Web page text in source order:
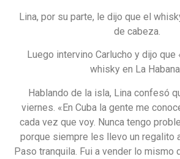
Lina, por su parte, le dijo que el
de cabeza.
Luego intervino Carlucho y dijo que
whisky en La
Hablando de la isla, Lina confesó
viernes. «En Cuba la gente me
cada vez que voy. Nunca tengo
porque siempre les llevo un regalito
Paso tranquila. Fui a vender lo mismo